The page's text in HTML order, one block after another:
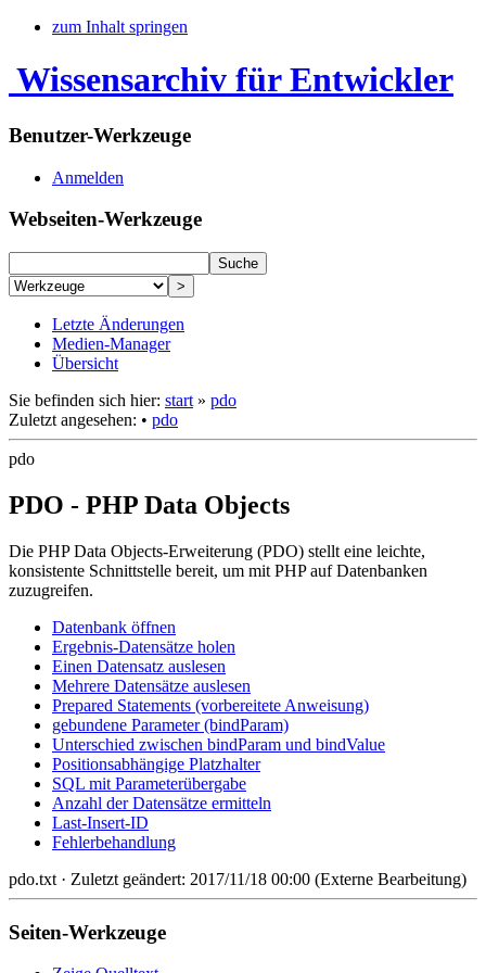
zum Inhalt springen
Wissensarchiv für Entwickler
Benutzer-Werkzeuge
Anmelden
Webseiten-Werkzeuge
Letzte Änderungen
Medien-Manager
Übersicht
Sie befinden sich hier: start » pdo
Zuletzt angesehen: • pdo
pdo
PDO - PHP Data Objects
Die PHP Data Objects-Erweiterung (PDO) stellt eine leichte,
konsistente Schnittstelle bereit, um mit PHP auf Datenbanken
zuzugreifen.
Datenbank öffnen
Ergebnis-Datensätze holen
Einen Datensatz auslesen
Mehrere Datensätze auslesen
Prepared Statements (vorbereitete Anweisung)
gebundene Parameter (bindParam)
Unterschied zwischen bindParam und bindValue
Positionsabhängige Platzhalter
SQL mit Parameterübergabe
Anzahl der Datensätze ermitteln
Last-Insert-ID
Fehlerbehandlung
pdo.txt · Zuletzt geändert: 2017/11/18 00:00 (Externe Bearbeitung)
Seiten-Werkzeuge